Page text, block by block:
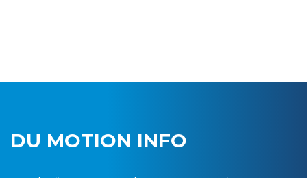
DU MOTION INFO